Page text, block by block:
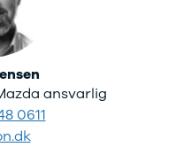
ansvarlig
0611